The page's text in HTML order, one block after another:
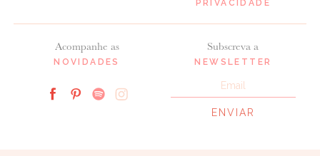
Acompanhe as
NOVIDADES
Subscreva a
NEWSLETTER
PRIVACIDADE